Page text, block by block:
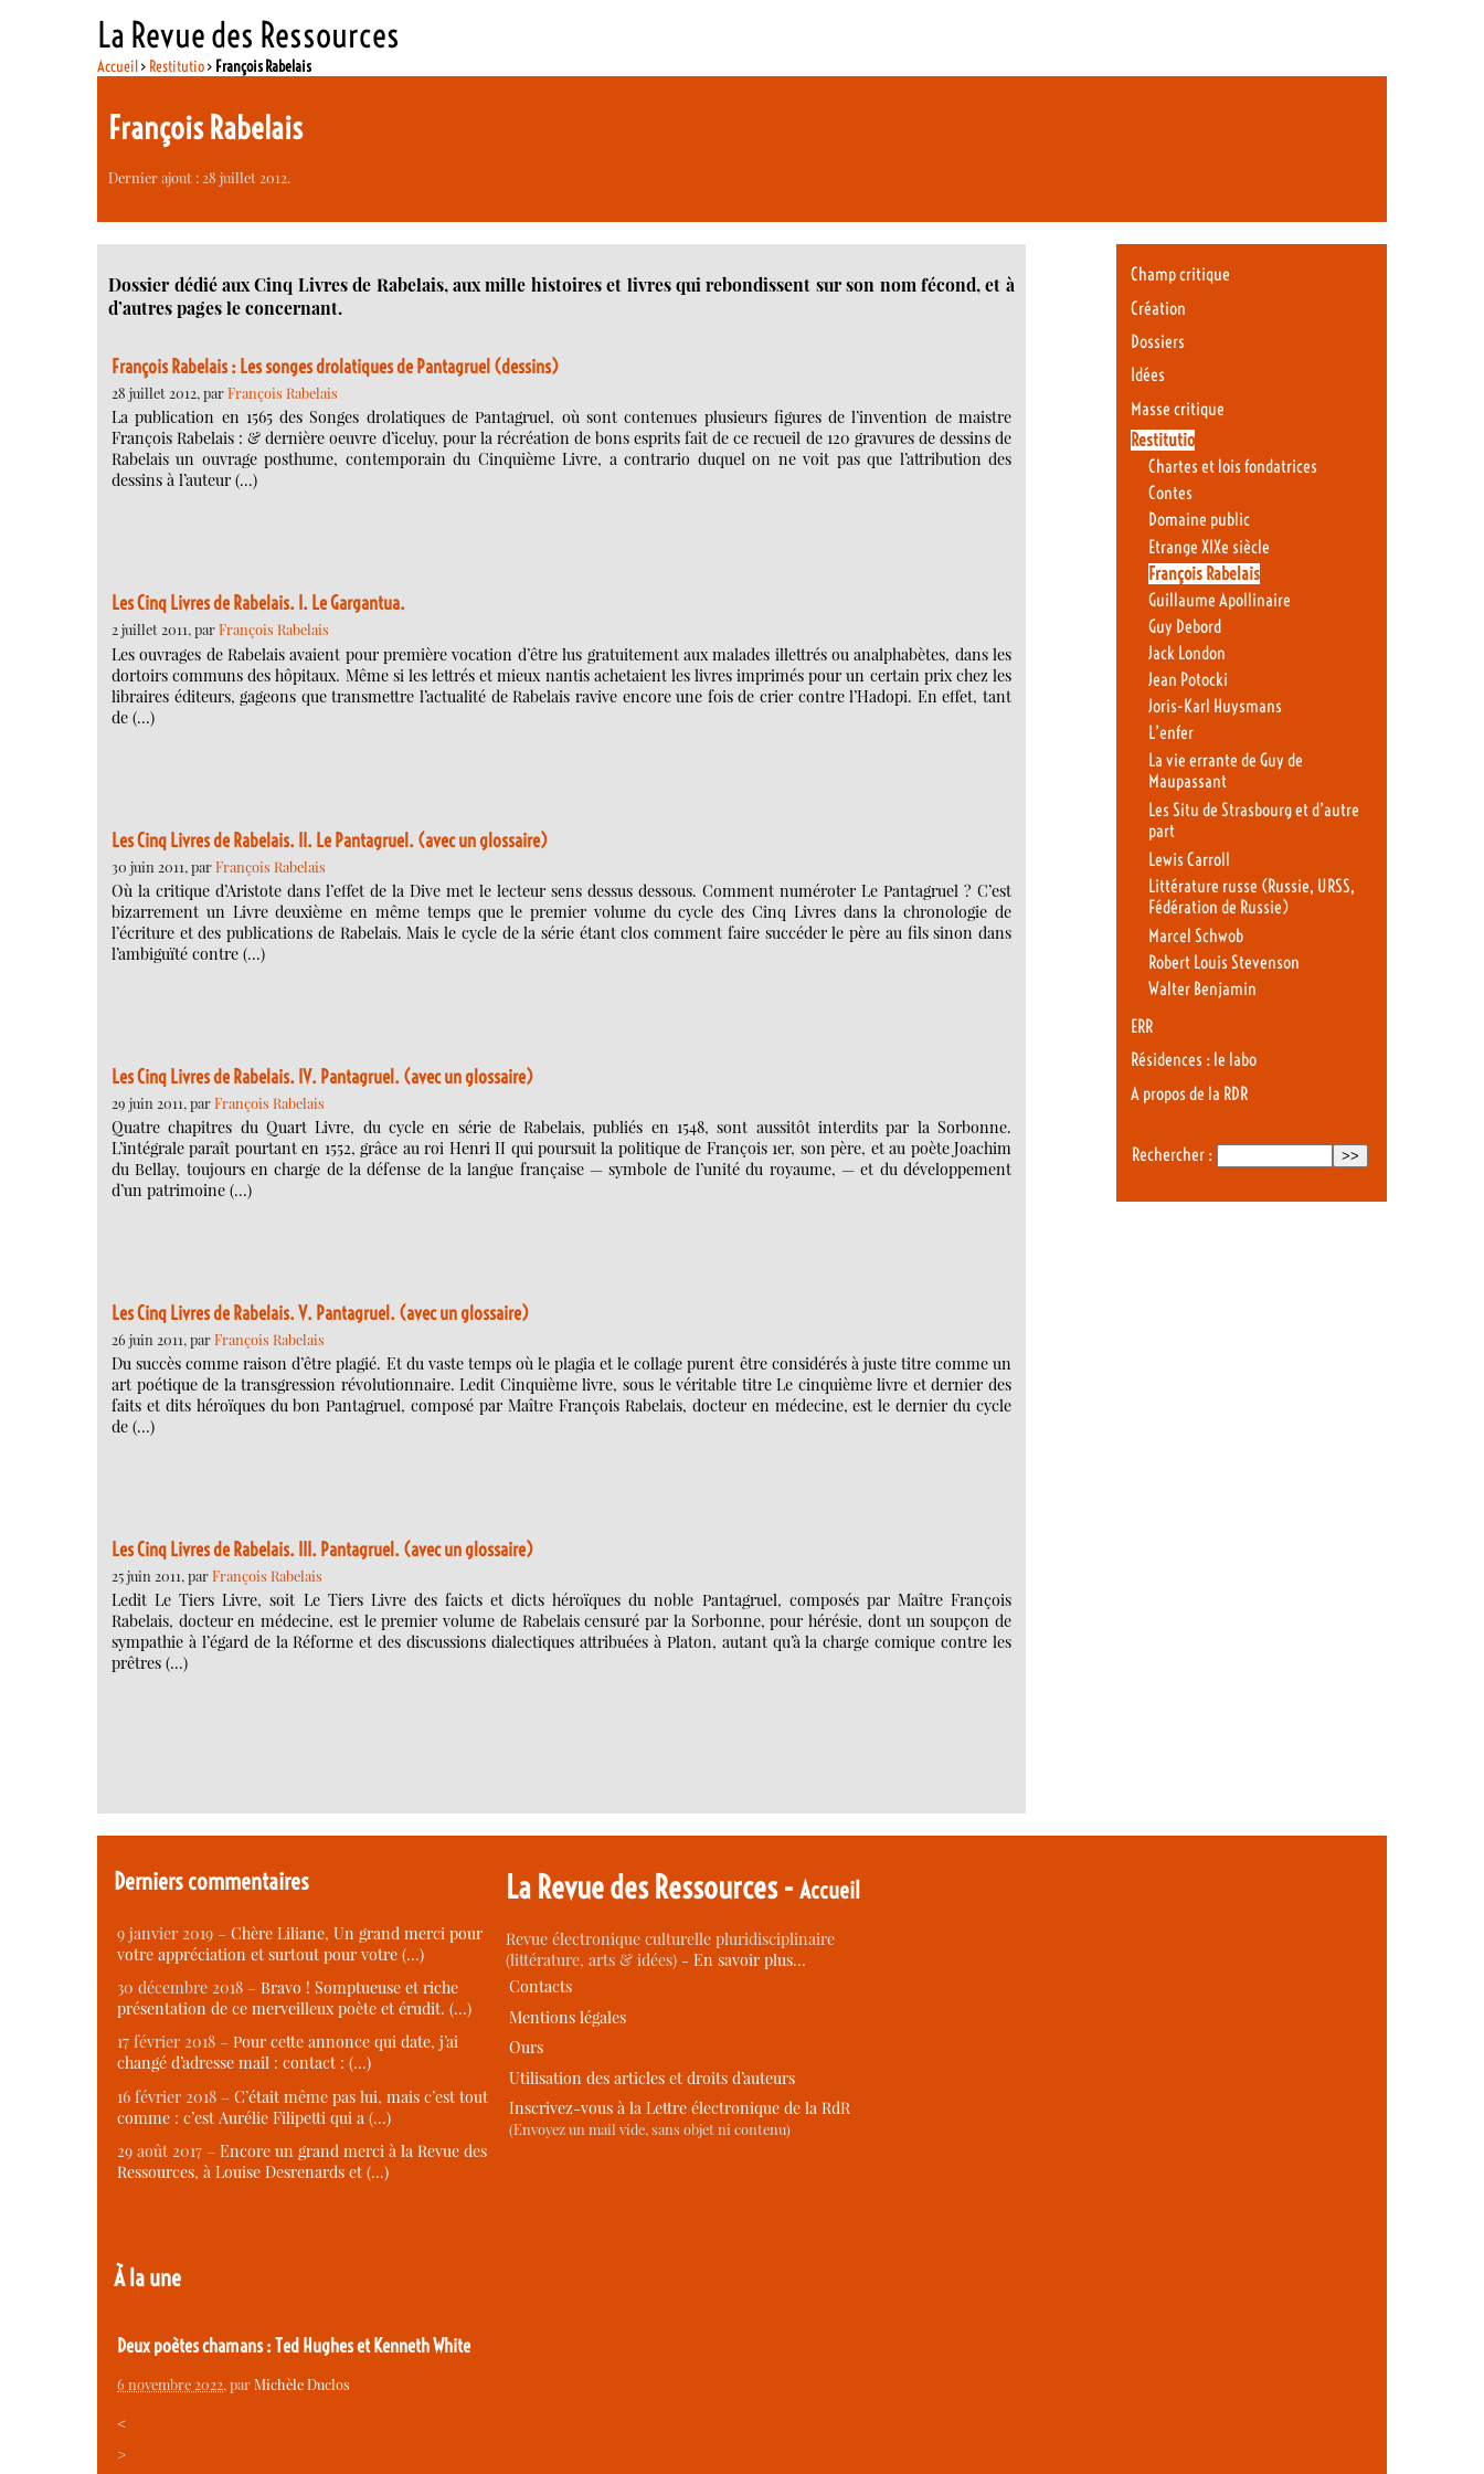
La Revue des Ressources
Accueil> Restitutio> François Rabelais
François Rabelais
Dernier ajout : 28 juillet 2012.
Dossier dédié aux Cinq Livres de Rabelais, aux mille histoires et livres qui rebondissent sur son nom fécond, et à
d’autres pages le concernant.
François Rabelais : Les songes drolatiques de Pantagruel (dessins)
28 juillet 2012, parFrançois Rabelais
La publication en 1565 des Songes drolatiques de Pantagruel, où sont contenues plusieurs figures de l’invention de maistre
François Rabelais : & dernière oeuvre d’iceluy, pour la récréation de bons esprits fait de ce recueil de 120 gravures de dessins de
Rabelais un ouvrage posthume, contemporain du Cinquième Livre, a contrario duquel on ne voit pas que l’attribution des
dessins à l’auteur (…)
Les Cinq Livres de Rabelais. I. Le Gargantua.
2 juillet 2011, parFrançois Rabelais
Les ouvrages de Rabelais avaient pour première vocation d’être lus gratuitement aux malades illettrés ou analphabètes, dans les
dortoirs communs des hôpitaux. Même si les lettrés et mieux nantis achetaient les livres imprimés pour un certain prix chez les
libraires éditeurs, gageons que transmettre l’actualité de Rabelais ravive encore une fois de crier contre l’Hadopi. En effet, tant
de (…)
Les Cinq Livres de Rabelais. II. Le Pantagruel. (avec un glossaire)
30 juin 2011, parFrançois Rabelais
Où la critique d’Aristote dans l’effet de la Dive met le lecteur sens dessus dessous. Comment numéroter Le Pantagruel ? C’est
bizarrement un Livre deuxième en même temps que le premier volume du cycle des Cinq Livres dans la chronologie de
l’écriture et des publications de Rabelais. Mais le cycle de la série étant clos comment faire succéder le père au fils sinon dans
l’ambiguïté contre (…)
Les Cinq Livres de Rabelais. IV. Pantagruel. (avec un glossaire)
29 juin 2011, parFrançois Rabelais
Quatre chapitres du Quart Livre, du cycle en série de Rabelais, publiés en 1548, sont aussitôt interdits par la Sorbonne.
L’intégrale paraît pourtant en 1552, grâce au roi Henri II qui poursuit la politique de François 1er, son père, et au poète Joachim
du Bellay, toujours en charge de la défense de la langue française — symbole de l’unité du royaume, — et du développement
d’un patrimoine (…)
Les Cinq Livres de Rabelais. V. Pantagruel. (avec un glossaire)
26 juin 2011, parFrançois Rabelais
Du succès comme raison d’être plagié. Et du vaste temps où le plagia et le collage purent être considérés à juste titre comme un
art poétique de la transgression révolutionnaire. Ledit Cinquième livre, sous le véritable titre Le cinquième livre et dernier des
faits et dits héroïques du bon Pantagruel, composé par Maître François Rabelais, docteur en médecine, est le dernier du cycle
de (…)
Les Cinq Livres de Rabelais. III. Pantagruel. (avec un glossaire)
25 juin 2011, parFrançois Rabelais
Ledit Le Tiers Livre, soit Le Tiers Livre des faicts et dicts héroïques du noble Pantagruel, composés par Maître François
Rabelais, docteur en médecine, est le premier volume de Rabelais censuré par la Sorbonne, pour hérésie, dont un soupçon de
sympathie à l’égard de la Réforme et des discussions dialectiques attribuées à Platon, autant qu’à la charge comique contre les
prêtres (…)
Champ critique
Création
Dossiers
Idées
Masse critique
Restitutio
Chartes et lois fondatrices
Contes
Domaine public
Etrange XIXe siècle
François Rabelais
Guillaume Apollinaire
Guy Debord
Jack London
Jean Potocki
Joris-Karl Huysmans
L’enfer
La vie errante de Guy de
Maupassant
Les Situ de Strasbourg et d’autre
part
Lewis Carroll
Littérature russe (Russie, URSS,
Fédération de Russie)
Marcel Schwob
Robert Louis Stevenson
Walter Benjamin
ERR
Résidences : le labo
A propos de la RDR
Rechercher :
Derniers commentaires
9 janvier 2019 – Chère Liliane, Un grand merci pour
votre appréciation et surtout pour votre (…)
30 décembre 2018 – Bravo ! Somptueuse et riche
présentation de ce merveilleux poète et érudit. (…)
17 février 2018 – Pour cette annonce qui date, j’ai
changé d’adresse mail : contact : (…)
16 février 2018 – C’était même pas lui, mais c’est tout
comme : c’est Aurélie Filipetti qui a (…)
29 août 2017 – Encore un grand merci à la Revue des
Ressources, à Louise Desrenards et (…)
À la une
Deux poètes chamans : Ted Hughes et Kenneth White
6 novembre 2022, parMichèle Duclos
<
>
La Revue des Ressources -Accueil
Revue électronique culturelle pluridisciplinaire
(littérature, arts & idées) -En savoir plus…
Contacts
Mentions légales
Ours
Utilisation des articles et droits d’auteurs
Inscrivez-vous à la Lettre électronique de la RdR
(Envoyez un mail vide, sans objet ni contenu)